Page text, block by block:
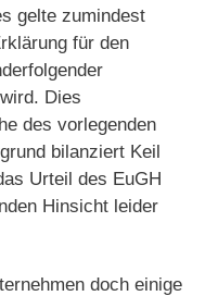
gelte zumindest
für den
Dies
des vorlegenden
bilanziert Keil
Urteil des EuGH
Hinsicht leider
doch einige